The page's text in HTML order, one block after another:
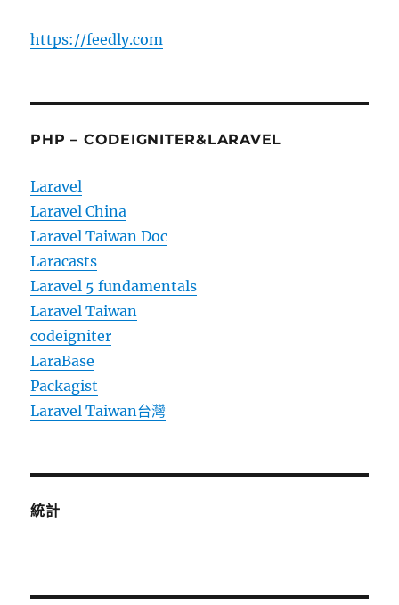
https://feedly.com
PHP – CODEIGNITER&LARAVEL
Laravel
Laravel China
Laravel Taiwan Doc
Laracasts
Laravel 5 fundamentals
Laravel Taiwan
codeigniter
LaraBase
Packagist
Laravel Taiwan台灣
統計